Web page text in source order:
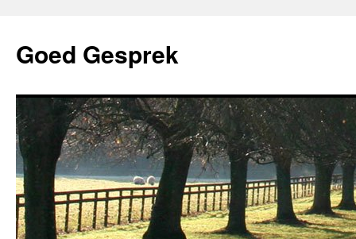
content
Goed Gesprek